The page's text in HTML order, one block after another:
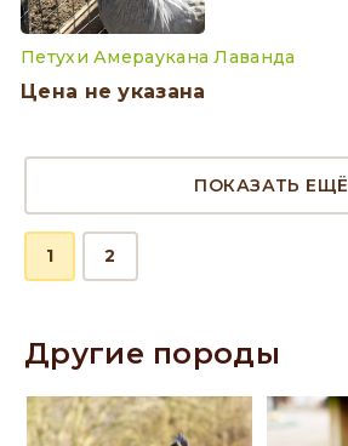
Петухи Амераукана Лаванда
Цена не указана
ПОКАЗАТЬ ЕЩЁ
1 2
Другие породы